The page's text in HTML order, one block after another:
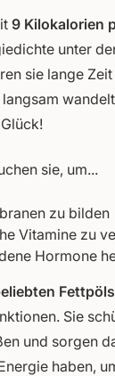
9 Kilokalorien
unter
sie lange
sie, um...
zu bilden
Vitamine zu
Hormone
Sie
und sorgen
haben,